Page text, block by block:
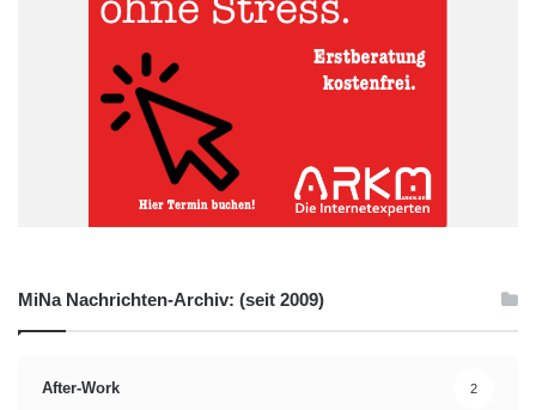
MiNa Nachrichten-Archiv: (seit 2009)
After-Work 2